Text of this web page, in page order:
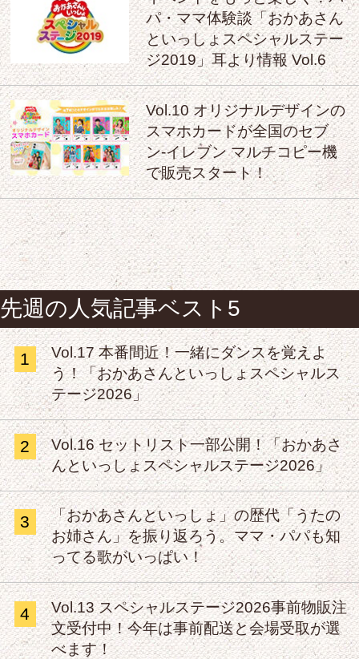
パ・ママ体験談「おかあさん
といっしょスペシャルステー
ジ2019」耳より情報 Vol.6
Vol.10 オリジナルデザインの
スマホカードが全国のセブ
ン‐イレブン マルチコピー機
で販売スタート！
先週の人気記事ベスト5
1
Vol.17 本番間近！一緒にダンスを覚えよ
う！「おかあさんといっしょスペシャルス
テージ2026」
2
Vol.16 セットリスト一部公開！「おかあさ
んといっしょスペシャルステージ2026」
3
「おかあさんといっしょ」の歴代「うたの
お姉さん」を振り返ろう。ママ・パパも知
ってる歌がいっぱい！
4
Vol.13 スペシャルステージ2026事前物販注
文受付中！今年は事前配送と会場受取が選
べます！